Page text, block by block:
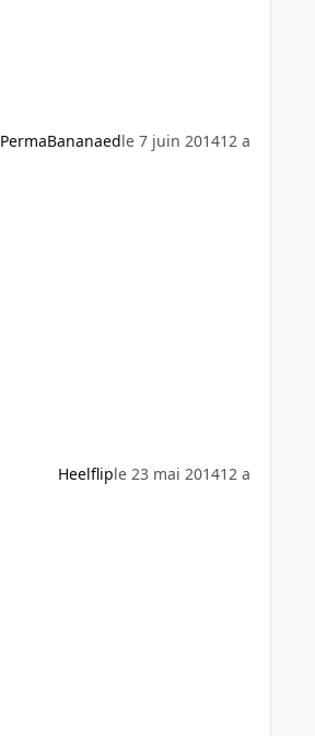
PermaBananaedle 7 juin 201412 a
Heelfliple 23 mai 201412 a